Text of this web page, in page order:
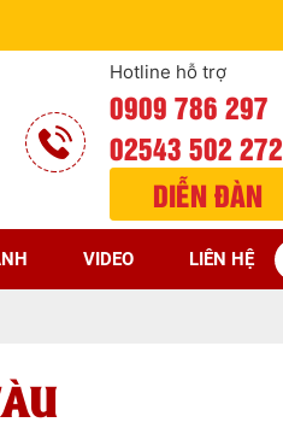
Hotline hỗ trợ
0909 786 297
02543 502 272
DIỄN ĐÀN
VIDEO LIÊN HỆ